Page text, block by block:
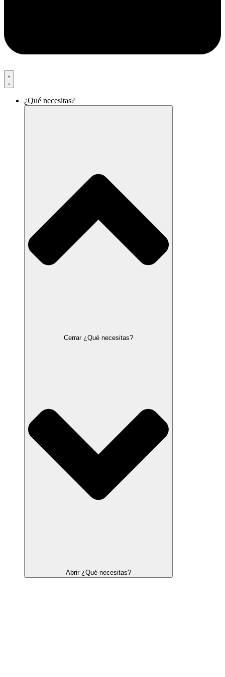
¿Qué necesitas?
Cerrar ¿Qué necesitas?
Abrir ¿Qué necesitas?